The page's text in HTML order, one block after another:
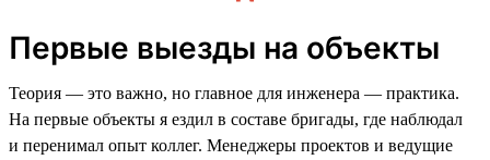
Первые выезды на объекты
Теория — это важно, но главное для инженера — практика.
На первые объекты я ездил в составе бригады, где наблюдал
и перенимал опыт коллег. Менеджеры проектов и ведущие